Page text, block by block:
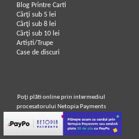
Blog Printre Carti
Cărţi sub 5 lei
Cărţi sub 8 lei
Cărţi sub 10 lei
Artiști/Trupe
Case de discuri
Poţi plăti online prin intermediul
procesatorului Netopia Payments